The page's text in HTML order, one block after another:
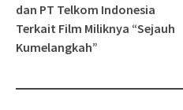
dan PT Telkom Indonesia
Terkait Film Miliknya “Sejauh
Kumelangkah”